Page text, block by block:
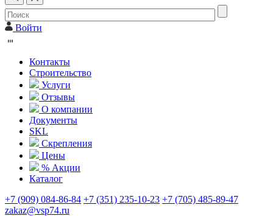
Войти
Контакты
Строительство
Услуги
Отзывы
О компании
Документы
SKL
Скрепления
Цены
% Акции
Каталог
+7 (909) 084-86-84 +7 (351) 235-10-23 +7 (705) 485-89-47
zakaz@vsp74.ru